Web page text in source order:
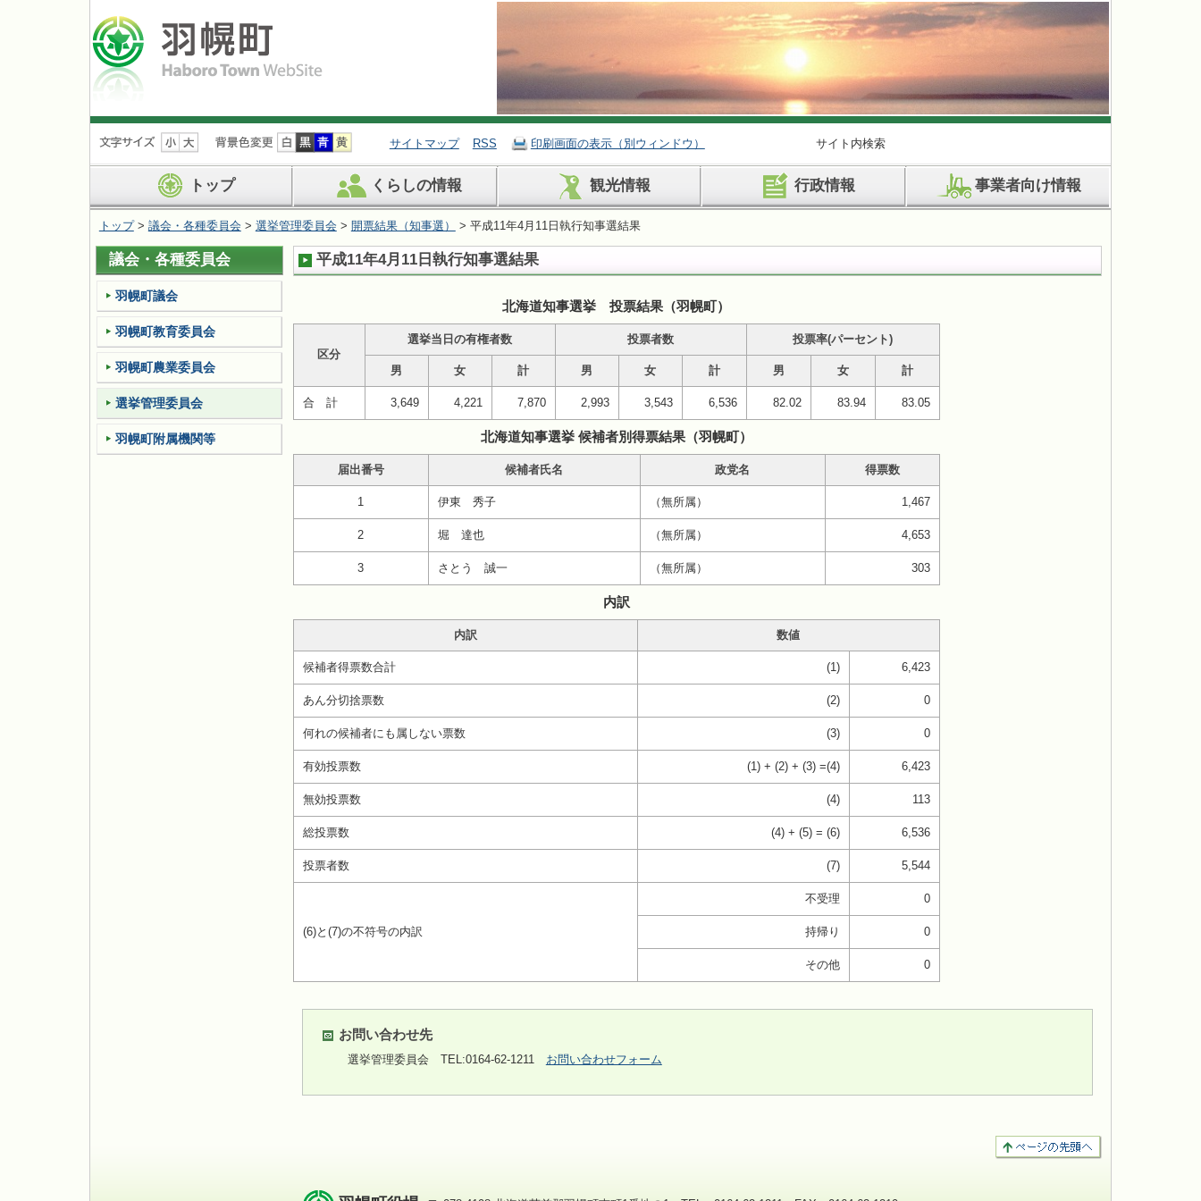
ナ
ビ
ョ
ン
を
飛
ば
す
サイトマップ RSS 印刷画面の表示（別ウィンドウ） サイト内検索
トップ くらしの情報 観光情報 行政情報 事業者向け情報
トップ> 議会・各種委員会 > 選挙管理委員会 > 開票結果（知事選） > 平成11年4月11日執行知事選結果
平成11年4月11日執行知事選結果
北海道知事選挙 投票結果（羽幌町）
区分
選挙当日の有権者数 投票者数 投票率(パーセント)
男 女 計 男 女 計 男 女 計
合 計 3,649 4,221 7,870 2,993 3,543 6,536 82.02 83.94 83.05
北海道知事選挙 候補者別得票結果（羽幌町）
届出番号 候補者氏名 政党名 得票数
1 伊東 秀子 （無所属） 1,467
2 堀 達也 （無所属） 4,653
3 さとう 誠一 （無所属） 303
内訳
内訳 数値
候補者得票数合計 (1) 6,423
あん分切捨票数 (2) 0
何れの候補者にも属しない票数 (3) 0
有効投票数 (1) + (2) + (3) =(4) 6,423
無効投票数 (4) 113
総投票数 (4) + (5) = (6) 6,536
投票者数 (7) 5,544
(6)と(7)の不符号の内訳
不受理 0
持帰り 0
その他 0
お問い合わせ先
選挙管理委員会 TEL:0164-62-1211 お問い合わせフォーム
議会・各種委員会
羽幌町議会
羽幌町教育委員会
羽幌町農業委員会
選挙管理委員会
羽幌町附属機関等